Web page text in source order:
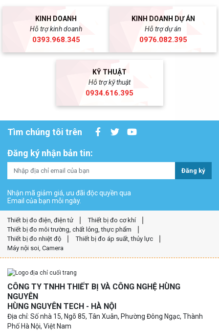
KINH DOANH
Hỗ trợ kinh doanh
0393.968.345
KINH DOANH DỰ ÁN
Hỗ trợ dự án
0976.082.395
KỸ THUẬT
Hỗ trợ kỹ thuật
0934.616.395
Tìm chúng tôi trên
Đăng ký nhận bản tin:
Đăng ký
Nhận mã giảm giá, ưu đãi độc quyền qua
Email của bạn mỗi ngày.
Thiết bị đo điện, điện tử
Thiết bị đo cơ khí
Thiết bị đo môi trường, chất lỏng, thực phẩm
Thiết bị đo nhiệt độ
Thiết bị đo áp suất, thủy lực
Máy nội soi, Camera
CÔNG TY TNHH THIẾT BỊ VÀ CÔNG NGHỆ HÙNG
NGUYÊN
HÙNG NGUYÊN TECH - HÀ NỘI
Địa chỉ: Số nhà 15, Ngõ 85, Tân Xuân, Phường Đông Ngạc, Thành
Phố Hà Nội, Việt Nam